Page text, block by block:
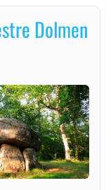
Dolmen